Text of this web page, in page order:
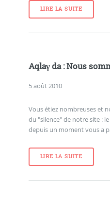
LIRE LA SUITE
Aqlaγ da : Nous
5 août 2010
Vous étiez nombreuses et
du "silence" de notre site :
depuis un moment vous a
LIRE LA SUITE